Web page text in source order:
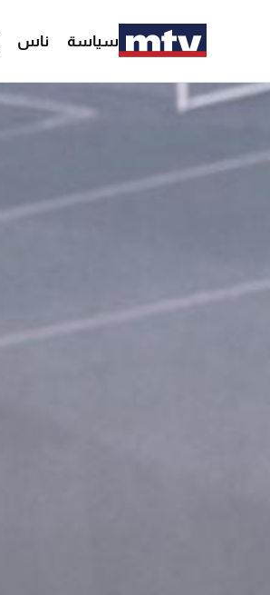
سياسة ناس